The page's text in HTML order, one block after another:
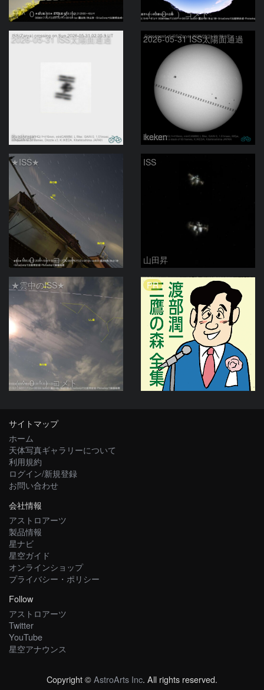
（＾０＾）コメト （＾０＾）コメト
2026-05-31 ISS太陽面通過
ikeken
2026-05-31 ISS太陽面通過
ikeken
★ISS★
（＾０＾）コメト
ISS
山田昇
★雲中のISS★
（＾０＾）コメト
PR
サイトマップ
ホーム
天体写真ギャラリーについて
利用規約
ログイン/新規登録
お問い合わせ
会社情報
アストロアーツ
製品情報
星ナビ
星空ガイド
オンラインショップ
プライバシー・ポリシー
Follow
アストロアーツ
Twitter
YouTube
星空アナウンス
Copyright ©AstroArts Inc. All rights reserved.